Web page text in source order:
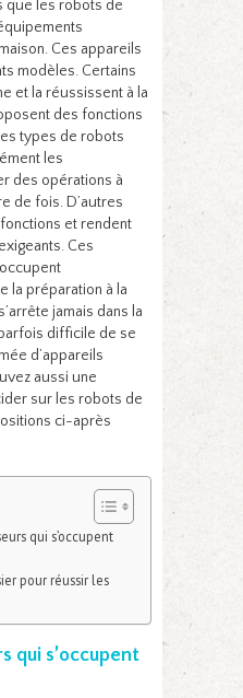
que les robots de
Ces appareils
modèles. Certains
et la réussissent à la
des fonctions
types de robots
les
des opérations à
de fois. D’autres
et rendent
Ces
la préparation à la
jamais dans la
difficile de se
d’appareils
aussi une
sur les robots de
ci-après
qui s’occupent
pour réussir les
qui s’occupent